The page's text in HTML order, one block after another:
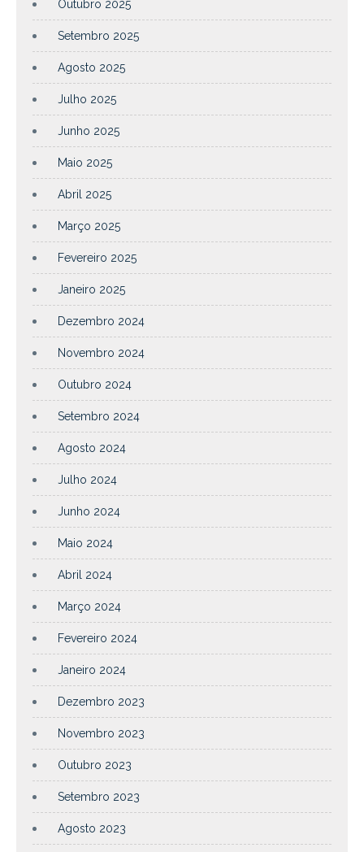
Outubro 2025
Setembro 2025
Agosto 2025
Julho 2025
Junho 2025
Maio 2025
Abril 2025
Março 2025
Fevereiro 2025
Janeiro 2025
Dezembro 2024
Novembro 2024
Outubro 2024
Setembro 2024
Agosto 2024
Julho 2024
Junho 2024
Maio 2024
Abril 2024
Março 2024
Fevereiro 2024
Janeiro 2024
Dezembro 2023
Novembro 2023
Outubro 2023
Setembro 2023
Agosto 2023